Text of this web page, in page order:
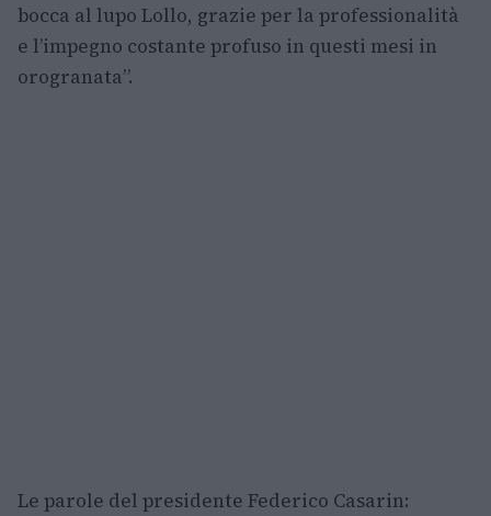
bocca al lupo Lollo, grazie per la professionalità
e l’impegno costante profuso in questi mesi in
orogranata”.
Le parole del presidente Federico Casarin: